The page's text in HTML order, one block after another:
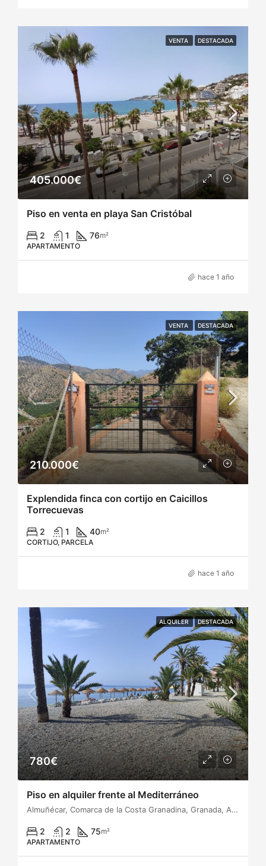
VENTA DESTACADA
405.000€
Piso en venta en playa San Cristóbal
2 1 76m²
APARTAMENTO
hace 1 año
VENTA DESTACADA
210.000€
Explendida finca con cortijo en Caicillos
Torrecuevas
2 1 40m²
CORTIJO, PARCELA
hace 1 año
ALQUILER DESTACADA
780€
Piso en alquiler frente al Mediterráneo
Almuñécar, Comarca de la Costa Granadina, Granada, Andalucía, España
2 2 75m²
APARTAMENTO